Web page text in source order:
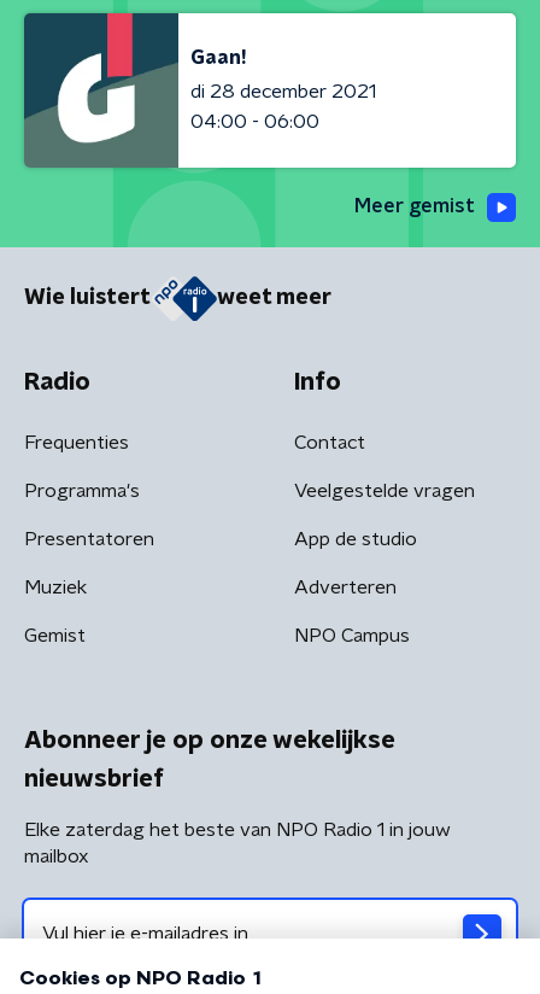
Gaan!
di 28 december 2021
04:00 - 06:00
Meer gemist
Wie luistert weet meer
Radio
Frequenties
Programma's
Presentatoren
Muziek
Gemist
Info
Contact
Veelgestelde vragen
App de studio
Adverteren
NPO Campus
Abonneer je op onze wekelijkse
nieuwsbrief
Elke zaterdag het beste van NPO Radio 1 in jouw
mailbox